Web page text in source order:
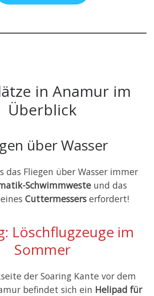
in Anamur im
Überblick
über Wasser
das Fliegen über Wasser immer
Schwimmweste und das
Cuttermesserserfordert!
Löschflugzeuge im
Sommer
der Soaring Kante vor dem
befindet sich ein Helipad für